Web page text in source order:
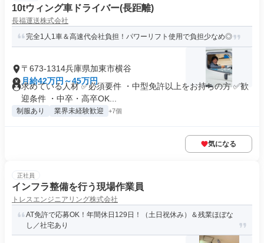
10tウィング車ドライバー(長距離)
長福運送株式会社
完全1人1車＆高速代会社負担！パワーリフト使用で負担少なめ◎
〒673-1314兵庫県加東市横谷
月給42万円～45万円
求めている人材 ✅必須要件 ・中型免許以上をお持ちの方 ✅歓
迎条件 ・中卒・高卒OK...
制服あり 業界未経験歓迎 +7個
気になる
正社員
インフラ整備を行う現場作業員
トレスエンジニアリング株式会社
AT免許で応募OK！年間休日129日！（土日祝休み）＆残業ほぼな
し／社宅あり